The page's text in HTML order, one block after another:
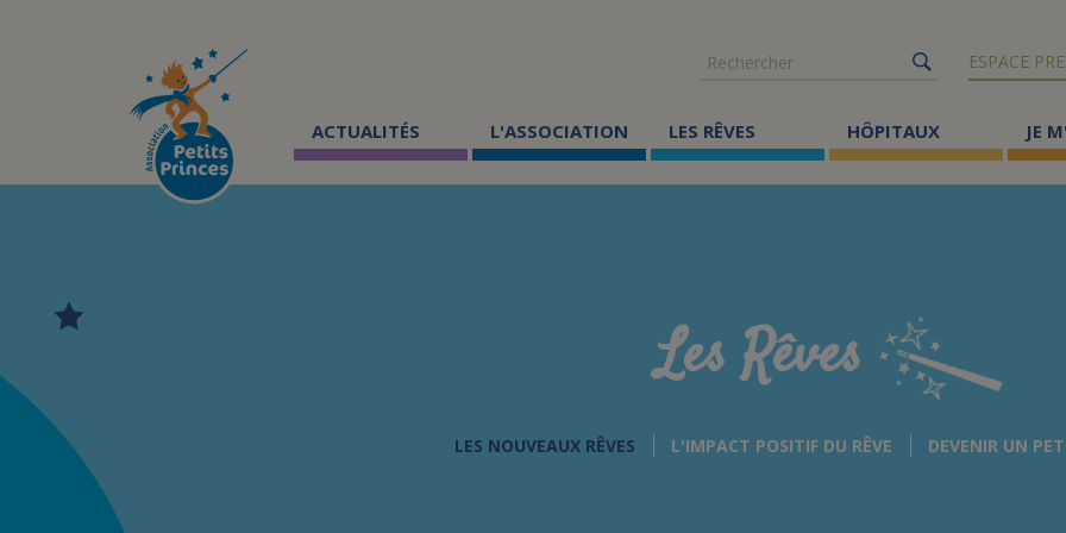
Rechercher
ESPACE
ACTUALITÉS L'ASSOCIATION LES RÊVES HÔPITAUX JE
Les Rêves
LES NOUVEAUX RÊVES L'IMPACT POSITIF DU RÊVE DEVENIR UN